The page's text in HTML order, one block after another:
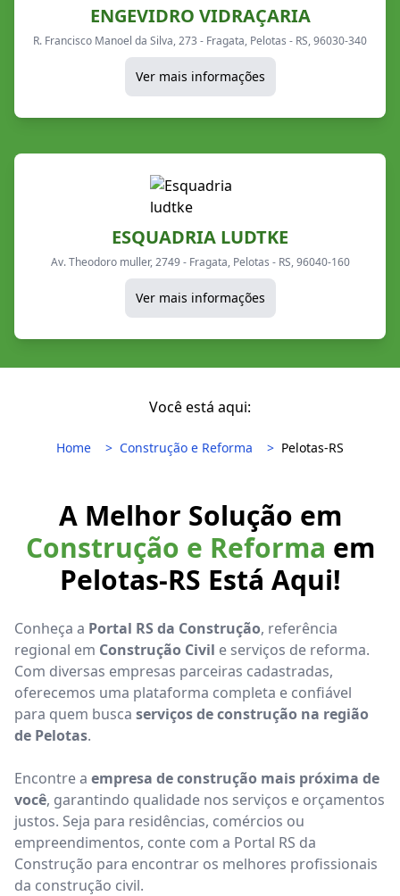
ENGEVIDRO VIDRAÇARIA
R. Francisco Manoel da Silva, 273 - Fragata, Pelotas - RS, 96030-340
Ver mais informações
ESQUADRIA LUDTKE
Av. Theodoro muller, 2749 - Fragata, Pelotas - RS, 96040-160
Ver mais informações
Você está aqui:
Home Construção e Reforma Pelotas-RS
A Melhor Solução em
Construção e Reforma em
Pelotas-RS Está Aqui!
Conheça a Portal RS da Construção, referência
regional em Construção Civil e serviços de reforma.
Com diversas empresas parceiras cadastradas,
oferecemos uma plataforma completa e confiável
para quem busca serviços de construção na região
de Pelotas.
Encontre a empresa de construção mais próxima de
você, garantindo qualidade nos serviços e orçamentos
justos. Seja para residências, comércios ou
empreendimentos, conte com a Portal RS da
Construção para encontrar os melhores profissionais
da construção civil.